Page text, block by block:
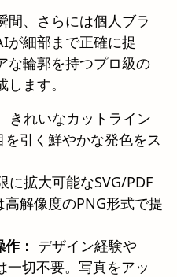
間、さらには個人ブラ
が細部まで正確に捉
な輪郭を持つプロ級の
ます。
きれいなカットライン
を引く鮮やかな発色をス
に拡大可能なSVG/PDF
解像度のPNG形式で提
： デザイン経験や
切不要。写真をアッ